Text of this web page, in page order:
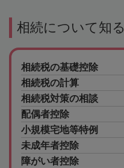
相続について知る
相続税の基礎控除
相続税の計算
相続税対策の相談
配偶者控除
小規模宅地等特例
未成年者控除
障がい者控除